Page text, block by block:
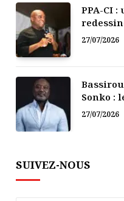
PPA-CI
politique
27/07/2026
Sonko :
doit pas
27/07/2026
SUIVEZ-NOUS